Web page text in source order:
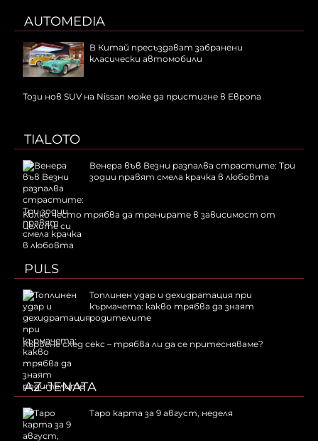
AUTOMEDIA
В Китай пресъздават забранени
класически автомобили
Този нов SUV на Nissan може да пристигне в Европа
TIALOTO
Венера във Везни разпалва страстите: Три
зодии правят смела крачка в любовта
Колко често трябва да тренирате в зависимост от
целите си
PULS
Топлинен удар и дехидратация при
кърмачета: какво трябва да знаят
родителите
Кървене след секс – трябва ли да се притесняваме?
AZ-JENATA
Таро карта за 9 август, неделя